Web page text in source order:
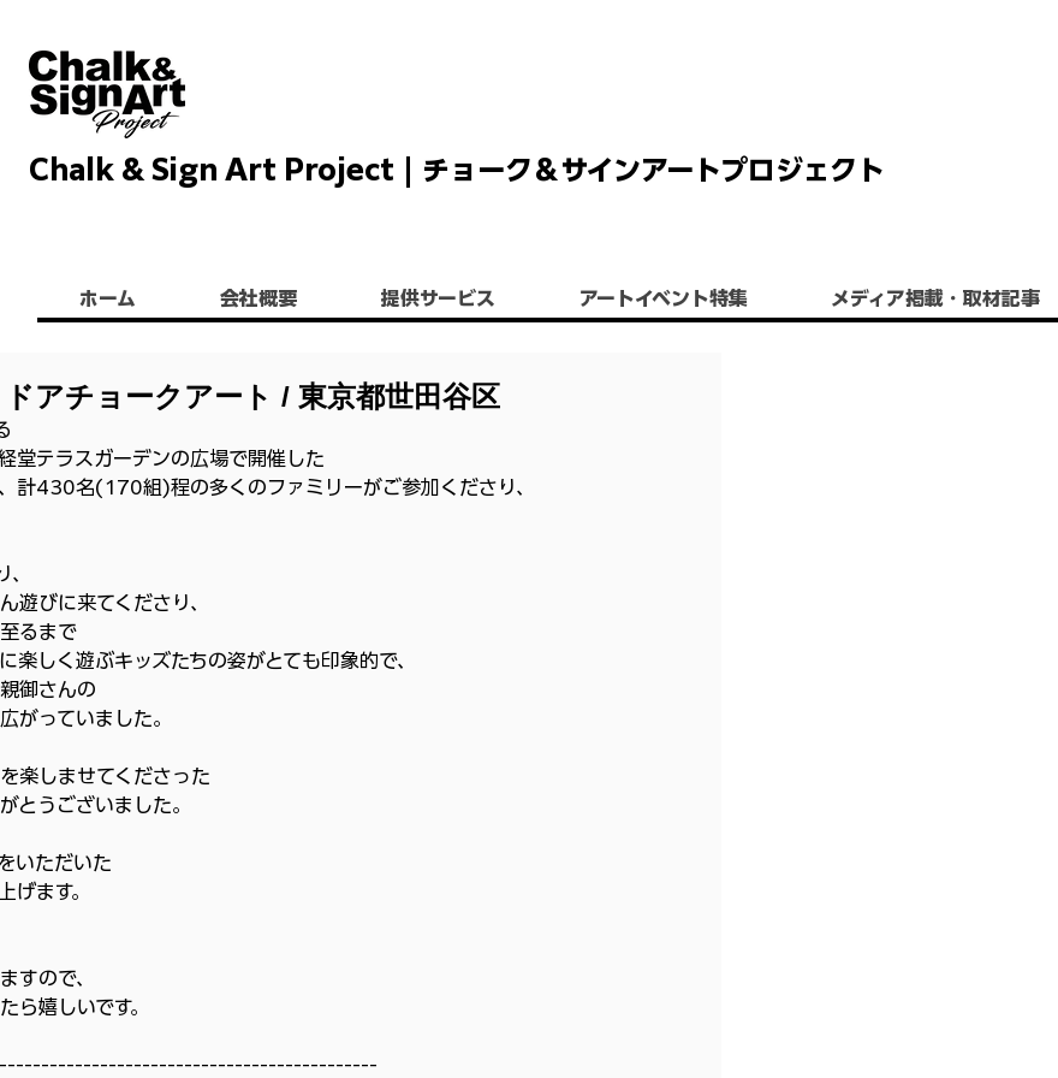
Chalk & Sign Art Project | チョーク＆サインアートプロジェクト
ホーム 会社概要 提供サービス アートイベント特集 ​メディア掲載・取材記事
アチョークアート / 東京都世田谷区
堂テラスガーデンの広場で開催した
計430名(170組)程の多くのファミリーがご参加くださり、
遊びに来てくださり、
るまで
楽しく遊ぶキッズたちの姿がとても印象的で、
御さんの
がっていました。
楽しませてくださった
とうございました。
いただいた
げます。
すので、
ら嬉しいです。